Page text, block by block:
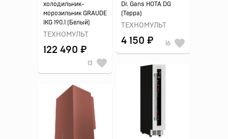
холодильник-
морозильник GRAUDE
IKG 190.1 (Белый)
ТЕХНОМУЛЬТ
122 490 ₽
13
Dr. Gans НОТА DG
(Терра)
ТЕХНОМУЛЬТ
4 150 ₽ 16